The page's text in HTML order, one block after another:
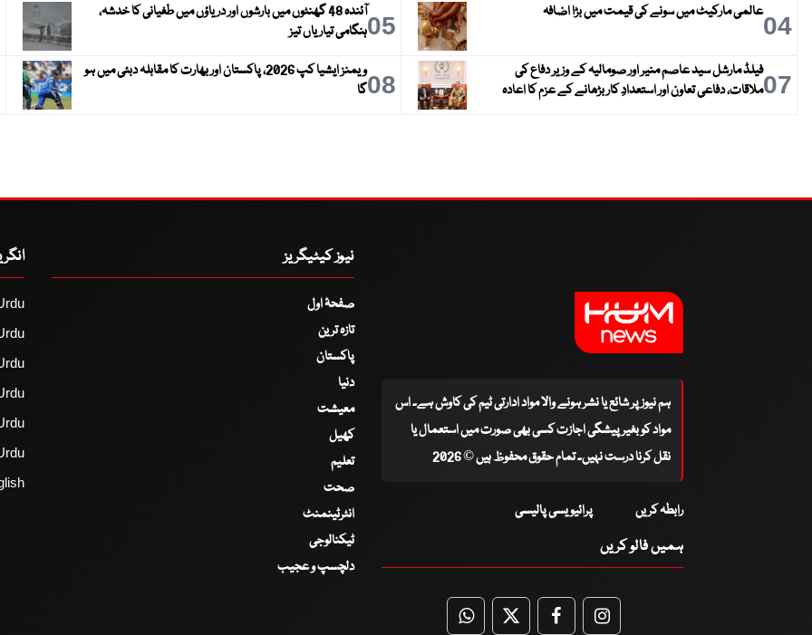
04عالمی مارکیٹ میں سونے کی قیمت میں بڑا اضافہ 05
آئندہ 48 گھنٹوں میں بارشوں اور دریاؤں میں طغیانی کا خدشہ،
ہنگامی تیاریاں تیز
07فیلڈ مارشل سید عاصم منیر اور صومالیہ کے وزیر دفاع کی
ملاقات، دفاعی تعاون اور استعدادِ کار بڑھانے کے عزم کا اعادہ
08
ویمنز ایشیا کپ 2026، پاکستان اور بھارت کا مقابلہ دبئی میں ہو
گا
ہم نیوز پر شائع یا نشر ہونے والا مواد ادارتی ٹیم کی کاوش ہے۔ اس
مواد کو بغیر پیشگی اجازت کسی بھی صورت میں استعمال یا
نقل کرنا درست نہیں۔ تمام حقوق محفوظ ہیں © 2026
رابطہ کریں پرائیویسی پالیسی
ہمیں فالو کریں
WhatsApp
TwitterFacebookFacebook
نیوز کیٹیگریز
صفحۂ اول
تازہ ترین
پاکستان
دنیا
معیشت
کھیل
تعلیم
صحت
انٹرٹینمنٹ
ٹیکنالوجی
دلچسپ و عجیب